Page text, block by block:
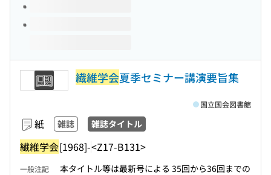
繊維学会夏季セミナー講演要旨集
紙 雑誌 雑誌タイトル
繊維学会[1968]-<Z17-B131>
国立国会図書館
一般注記
本タイトル等は最新号による 35回から36回までの